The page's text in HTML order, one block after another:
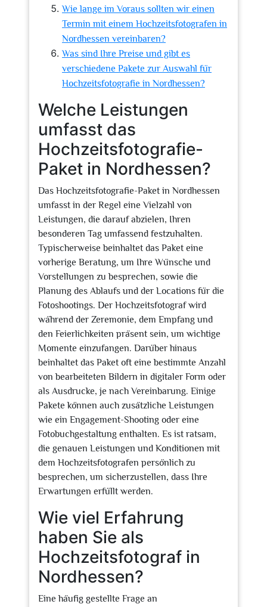
Wie lange im Voraus sollten wir einen
Termin mit einem Hochzeitsfotografen in
Nordhessen vereinbaren?
Was sind Ihre Preise und gibt es
verschiedene Pakete zur Auswahl für
Hochzeitsfotografie in Nordhessen?
Welche Leistungen
umfasst das
Hochzeitsfotografie-
Paket in Nordhessen?
Das Hochzeitsfotografie-Paket in Nordhessen
umfasst in der Regel eine Vielzahl von
Leistungen, die darauf abzielen, Ihren
besonderen Tag umfassend festzuhalten.
Typischerweise beinhaltet das Paket eine
vorherige Beratung, um Ihre Wünsche und
Vorstellungen zu besprechen, sowie die
Planung des Ablaufs und der Locations für die
Fotoshootings. Der Hochzeitsfotograf wird
während der Zeremonie, dem Empfang und
den Feierlichkeiten präsent sein, um wichtige
Momente einzufangen. Darüber hinaus
beinhaltet das Paket oft eine bestimmte Anzahl
von bearbeiteten Bildern in digitaler Form oder
als Ausdrucke, je nach Vereinbarung. Einige
Pakete können auch zusätzliche Leistungen
wie ein Engagement-Shooting oder eine
Fotobuchgestaltung enthalten. Es ist ratsam,
die genauen Leistungen und Konditionen mit
dem Hochzeitsfotografen persönlich zu
besprechen, um sicherzustellen, dass Ihre
Erwartungen erfüllt werden.
Wie viel Erfahrung
haben Sie als
Hochzeitsfotograf in
Nordhessen?
Eine häufig gestellte Frage an